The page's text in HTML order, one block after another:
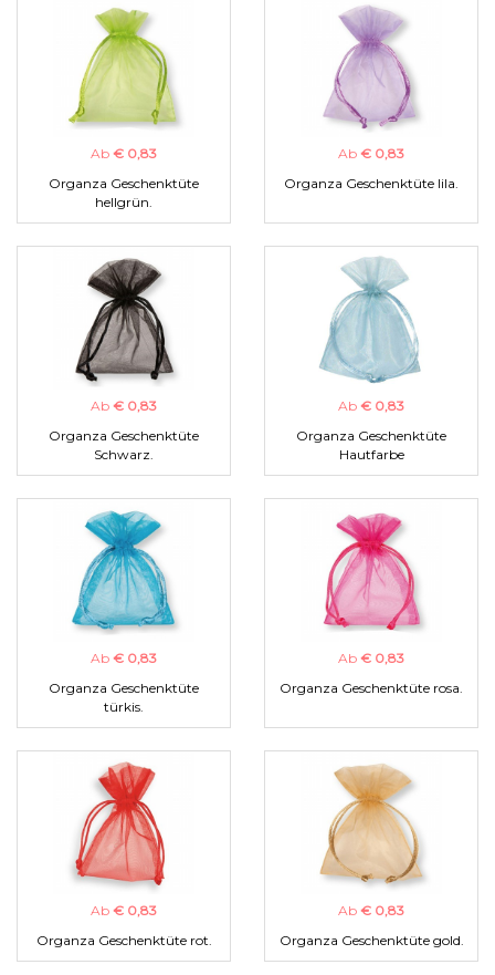
Ab € 0,83
Organza Geschenktüte
hellgrün.
Ab € 0,83
Organza Geschenktüte lila.
Ab € 0,83
Organza Geschenktüte
Schwarz.
Ab € 0,83
Organza Geschenktüte
Hautfarbe
Ab € 0,83
Organza Geschenktüte
türkis.
Ab € 0,83
Organza Geschenktüte rosa.
Ab € 0,83
Organza Geschenktüte rot.
Ab € 0,83
Organza Geschenktüte gold.